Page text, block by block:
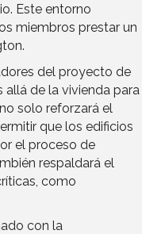
Este entorno
miembros prestar un
del proyecto de
allá de la vivienda para
solo reforzará el
que los edificios
el proceso de
respaldará el
como
con la